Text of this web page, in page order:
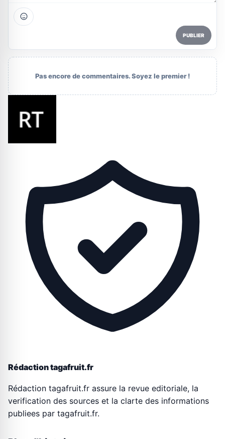
PUBLIER
Pas encore de commentaires. Soyez le premier !
Rédaction tagafruit.fr
Rédaction tagafruit.fr assure la revue editoriale, la
verification des sources et la clarte des informations
publiees par tagafruit.fr.